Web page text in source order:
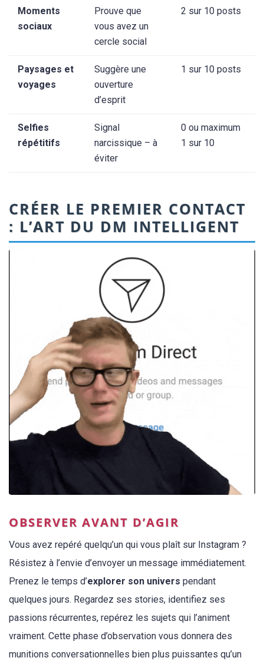
Moments
sociaux
Prouve que
vous avez un
cercle social
2 sur 10 posts
Paysages et
voyages
Suggère une
ouverture
d’esprit
1 sur 10 posts
Selfies
répétitifs
Signal
narcissique – à
éviter
0 ou maximum
1 sur 10
CRÉER LE PREMIER CONTACT
: L’ART DU DM INTELLIGENT
OBSERVER AVANT D’AGIR
Vous avez repéré quelqu’un qui vous plaît sur Instagram ?
Résistez à l’envie d’envoyer un message immédiatement.
Prenez le temps d’explorer son univers pendant
quelques jours. Regardez ses stories, identifiez ses
passions récurrentes, repérez les sujets qui l’animent
vraiment. Cette phase d’observation vous donnera des
munitions conversationnelles bien plus puissantes qu’un